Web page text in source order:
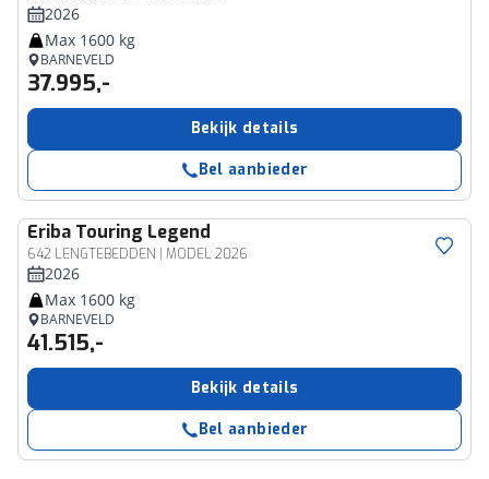
2026
Max 1600 kg
BARNEVELD
37.995,-
Bekijk details
Bel aanbieder
Eriba Touring Legend
642 LENGTEBEDDEN | MODEL 2026
2026
Max 1600 kg
BARNEVELD
41.515,-
Bekijk details
Bel aanbieder